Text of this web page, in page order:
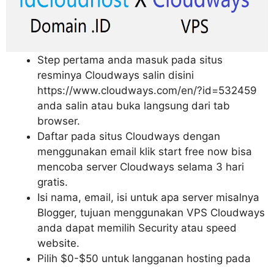
Step pertama anda masuk pada situs
resminya Cloudways salin disini
https://www.cloudways.com/en/?id=532459
anda salin atau buka langsung dari tab
browser.
Daftar pada situs Cloudways dengan
menggunakan email klik start free now bisa
mencoba server Cloudways selama 3 hari
gratis.
Isi nama, email, isi untuk apa server misalnya
Blogger, tujuan menggunakan VPS Cloudways
anda dapat memilih Security atau speed
website.
Pilih $0-$50 untuk langganan hosting pada